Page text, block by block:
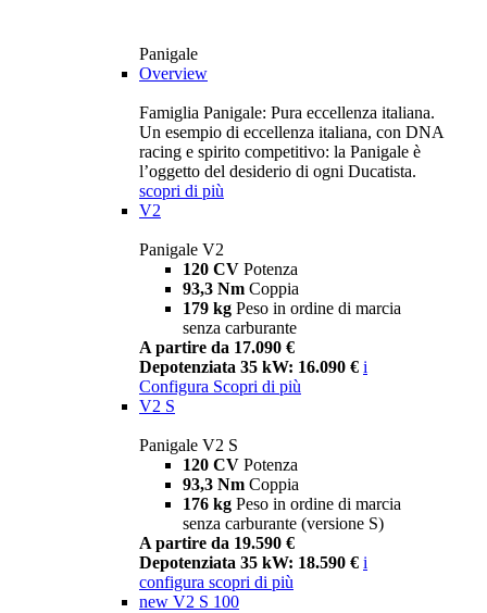
Panigale
Overview
Famiglia Panigale: Pura eccellenza italiana.
Un esempio di eccellenza italiana, con DNA
racing e spirito competitivo: la Panigale è
l’oggetto del desiderio di ogni Ducatista.
scopri di più
V2
Panigale V2
120 CV Potenza
93,3 Nm Coppia
179 kg Peso in ordine di marcia
senza carburante
A partire da 17.090 €
Depotenziata 35 kW: 16.090 € i
Configura Scopri di più
V2 S
Panigale V2 S
120 CV Potenza
93,3 Nm Coppia
176 kg Peso in ordine di marcia
senza carburante (versione S)
A partire da 19.590 €
Depotenziata 35 kW: 18.590 € i
configura scopri di più
new V2 S 100